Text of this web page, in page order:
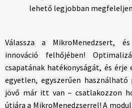
lehető legjobban
Válassza a MikroMenedzsert,
innováció felhőjében!
csapatának hatékonyságát, és
egyetlen, egyszerűen
jövő már itt van – csatlakozzon
útjára a MikroMenedzserrel! A